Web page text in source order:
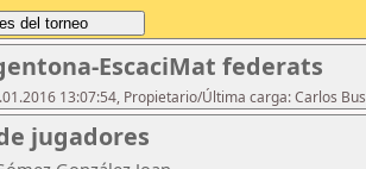
EscaciMat federats
13:07:54, Propietario/Última carga: Carlos
jugadores